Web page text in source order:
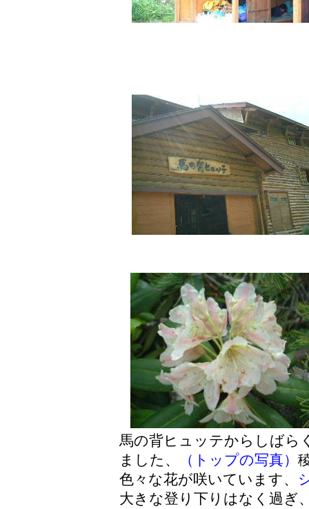
馬の背ヒュッテからしばら
ました、
（ トップの写真）
色々な花が咲いています、
大きな登り下りはなく過ぎ